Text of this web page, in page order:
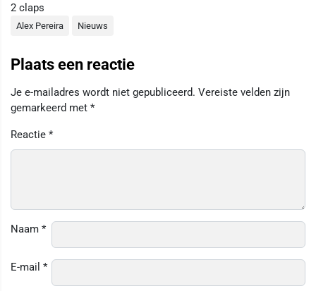
2 claps
Alex Pereira Nieuws
Plaats een reactie
Je e-mailadres wordt niet gepubliceerd. Vereiste velden zijn
gemarkeerd met *
Reactie *
Naam *
E-mail *